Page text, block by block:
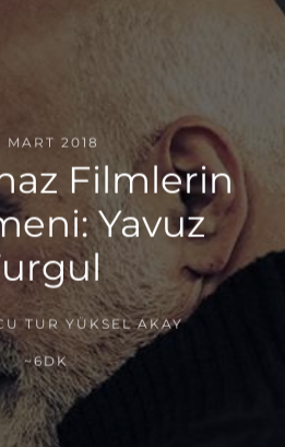
MART 2018
Filmlerin
Yavuz
TUR YÜKSEL AKAY
~6DK